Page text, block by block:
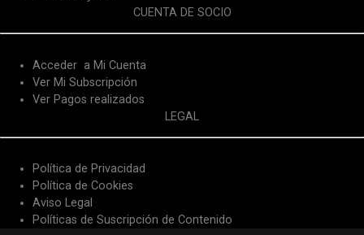
CUENTA DE SOCIO
Acceder a Mi Cuenta
Ver Mi Subscripción
Ver Pagos realizados
LEGAL
Política de Privacidad
Política de Cookies
Aviso Legal
Políticas de Suscripción de Contenido